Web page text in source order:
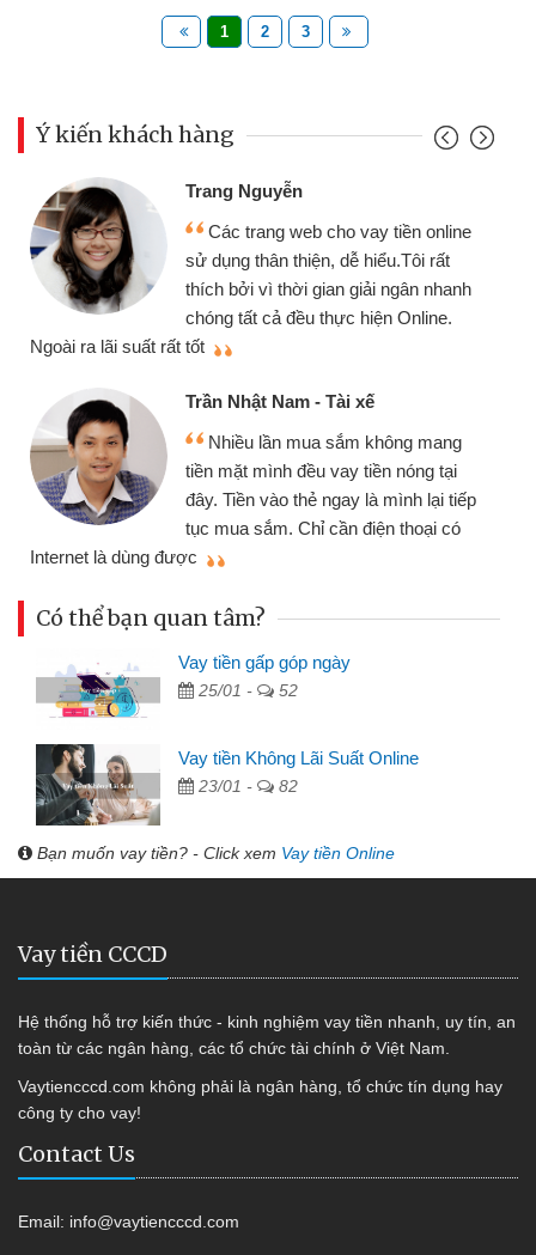
1 2 3
Ý kiến khách hàng
Đoàn Hữu Cảnh
Mình cần tiền gấp nên định cầm cố
chiếc xe wave nhưng thật may đã có
gói vay tiền bằng CMND online không
cần gặp mặt nên rất tiện lợi, sẽ giới
thiệu cho bạn bè biết
Cấn Văn Lực - Tạp hóa
Tôi kinh doanh buôn bán nhỏ lẻ
nhiều lúc cần vốn nhập hàng, nhờ biết
đến website qua bạn bè giới thiệu tôi
đã giải quyết được công việc của
Có thể bạn quan tâm?
Vay tiền gấp góp ngày
25/01 - 52
Vay tiền Không Lãi Suất Online
23/01 - 82
Bạn muốn vay tiền? - Click xem Vay tiền Online
Vay tiền CCCD
Hệ thống hỗ trợ kiến thức - kinh nghiệm vay tiền nhanh, uy tín, an
toàn từ các ngân hàng, các tổ chức tài chính ở Việt Nam.
Vaytiencccd.com không phải là ngân hàng, tổ chức tín dụng hay
công ty cho vay!
Contact Us
Email: info@vaytiencccd.com